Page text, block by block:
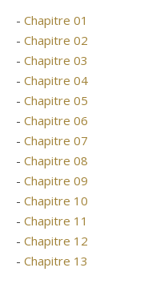
- Chapitre 01
- Chapitre 02
- Chapitre 03
- Chapitre 04
- Chapitre 05
- Chapitre 06
- Chapitre 07
- Chapitre 08
- Chapitre 09
- Chapitre 10
- Chapitre 11
- Chapitre 12
- Chapitre 13